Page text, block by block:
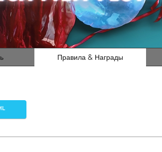
Правила & Награды